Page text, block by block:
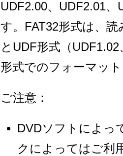
UDF2.00、UDF2.01
す。FAT32形式は、
とUDF形式（
形式でのフォーマッ
ご注意：
DVDソフトによっ
クによってはご利